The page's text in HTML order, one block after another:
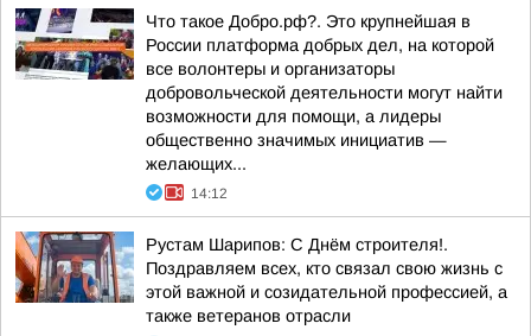
Что такое Добро.рф?. Это крупнейшая в
России платформа добрых дел, на которой
все волонтеры и организаторы
добровольческой деятельности могут найти
возможности для помощи, а лидеры
общественно значимых инициатив —
желающих...
14:12
Рустам Шарипов: С Днём строителя!.
Поздравляем всех, кто связал свою жизнь с
этой важной и созидательной профессией, а
также ветеранов отрасли